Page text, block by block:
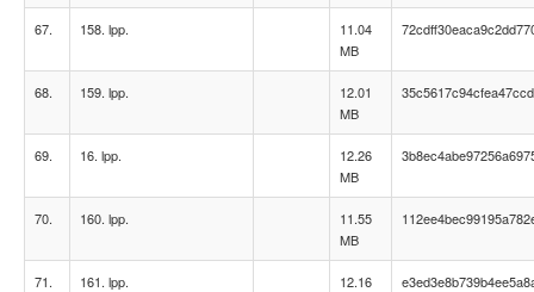
67. 158. lpp.
11.04
MB
68. 159. lpp.
12.01
MB
69. 16. lpp.
12.26
MB
70. 160. lpp.
11.55
MB
71. 161. lpp.
12.16